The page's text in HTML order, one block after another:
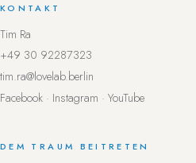
KONTAKT
Tim Ra
+49 30 92287323
tim.ra@lovelab.berlin
Facebook · Instagram · YouTube
DEM TRAUM BEITRETEN